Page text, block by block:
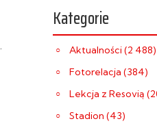
Kategorie
Aktualności (2 488)
Fotorelacja (384)
Lekcja z Resovią
Stadion (43)